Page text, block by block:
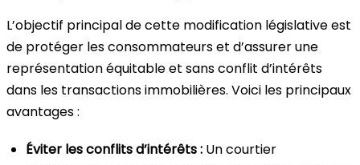
L’objectif principal de cette modification législative est
de protéger les consommateurs et d’assurer une
représentation équitable et sans conflit d’intérêts
dans les transactions immobilières. Voici les principaux
avantages :
Éviter les conflits d’intérêts : Un courtier